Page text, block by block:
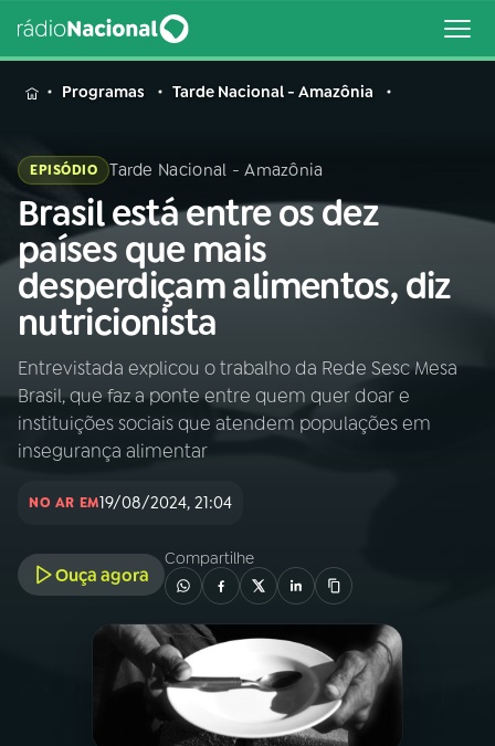
MENU
Buscar
na
Rádio
Nacional
Buscar
AO VIVO
01INÍCIO
PROGRAMAÇÃO
PROGRAMAS
PODCASTS
Programas Tarde Nacional - Amazônia
EPISÓDIO Tarde Nacional - Amazônia
Brasil está entre os dez
países que mais
desperdiçam alimentos, diz
nutricionista
Entrevistada explicou o trabalho da Rede Sesc Mesa
Brasil, que faz a ponte entre quem quer doar e
instituições sociais que atendem populações em
insegurança alimentar
NO AR EM19/08/2024, 21:04
Ouça agora
Compartilhe